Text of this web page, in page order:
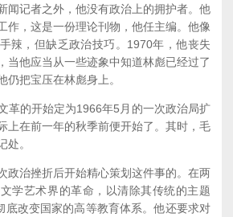
闻记者之外，他没有政治上的拥护者。他
作，这是一份理论刊物，他任主编。他像
辣，但缺乏政治技巧。1970年，他丧失
当他应当从一些迹象中知道林彪已经过了
仍把宝压在林彪身上。
的开始定为1966年5月的一次政治局扩
上在前一年的秋季前便开始了。其时，毛
处。
治挫折后开始精心策划这件事的。在两
学艺术界的革命，以清除其传统的主题
底改变国家的高等教育体系。他还要求对